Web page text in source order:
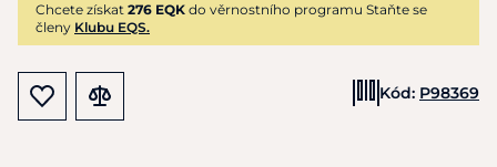
Chcete získat 276 EQK do věrnostního programu Staňte se
členy Klubu EQS.
Kód: P98369